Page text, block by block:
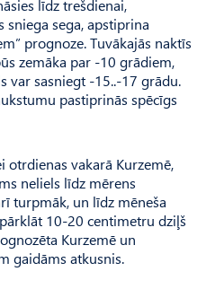
līdz trešdienai,
sniega sega, apstiprina
prognoze. Tuvākajās naktīs
zemāka par -10 grādiem,
var sasniegt -15..-17 grādu.
pastiprinās spēcīgs
otrdienas vakarā Kurzemē,
neliels līdz mērens
turpmāk, un līdz mēneša
10-20 centimetru dziļš
Kurzemē un
gaidāms atkusnis.